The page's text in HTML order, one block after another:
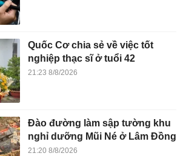
Quốc Cơ chia sẻ về việc tốt
nghiệp thạc sĩ ở tuổi 42
21:23 8/8/2026
Đào đường làm sập tường khu
nghỉ dưỡng Mũi Né ở Lâm Đồng
21:20 8/8/2026